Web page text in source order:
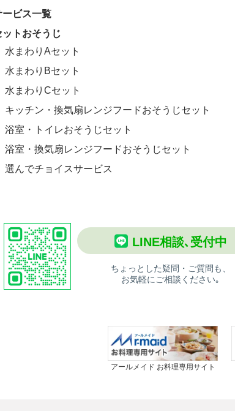
ービス一覧
ットおそうじ
水まわりAセット
水まわりBセット
水まわりCセット
キッチン・換気扇レンジフードおそうじセット
浴室・トイレおそうじセット
浴室・換気扇レンジフードおそうじセット
選んでチョイスサービス
LINE相談､受付中
ちょっとした疑問・ご質問も、
お気軽にご相談ください｡
アールメイド お料理専用サイト